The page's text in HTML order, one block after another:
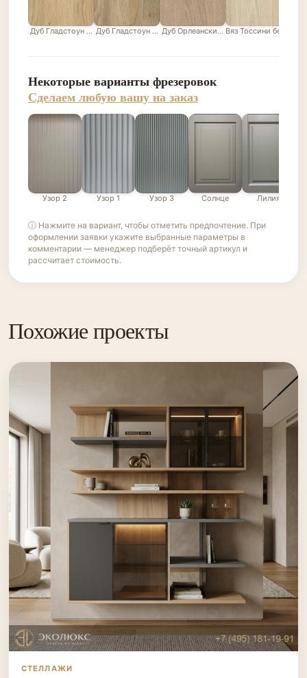
Дуб Гладстоун песочныйДуб Гладстоун серо-бежевыйДуб Орлеанский песочно-бежевый
Вяз Тоссини белый
Некоторые варианты фрезеровок
Сделаем любую вашу на заказ
Узор 2 Узор 1 Узор 3 Солнце Лилия
ⓘ Нажмите на вариант, чтобы отметить предпочтение. При
оформлении заявки укажите выбранные параметры в
комментарии — менеджер подберёт точный артикул и
рассчитает стоимость.
Похожие проекты
СТЕЛЛАЖИ